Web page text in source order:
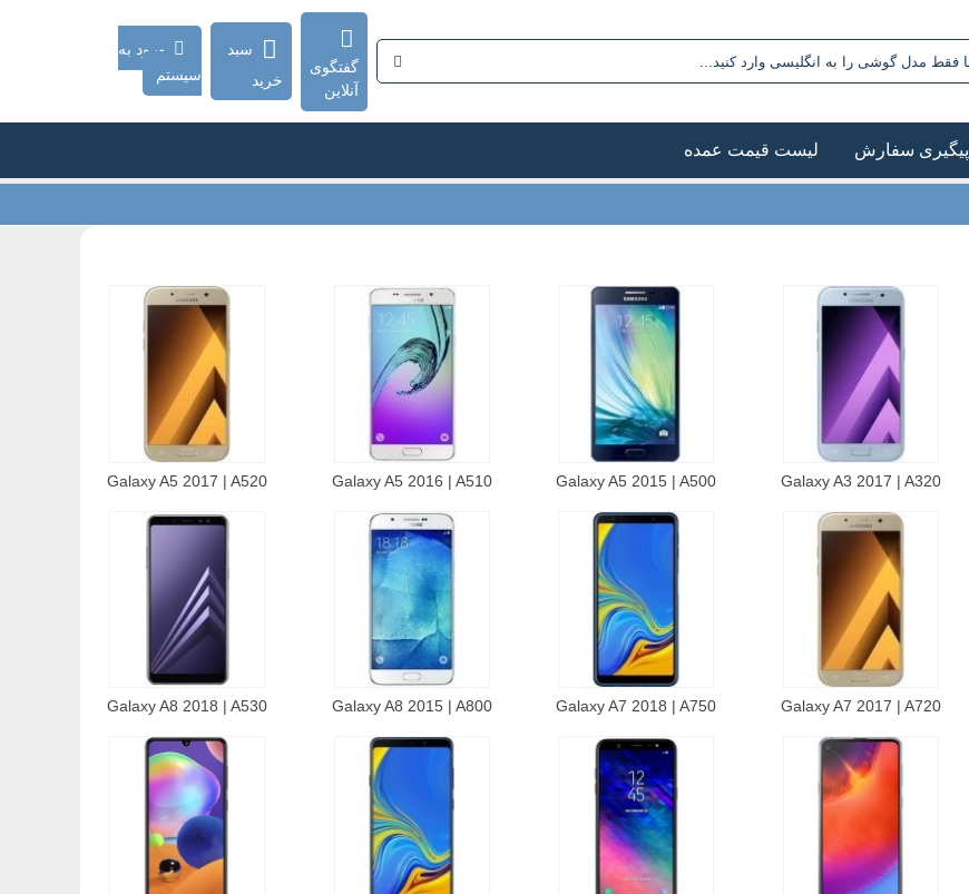
گفتگوی
آنلاین
سبد
خرید
ورود به
سیستم
پیگیری سفارش لیست قیمت عمده
Galaxy A3 2017 | A320
Galaxy A5 2015 | A500
Galaxy A5 2016 | A510
Galaxy A5 2017 | A520
Galaxy A7 2017 | A720
Galaxy A7 2018 | A750
Galaxy A8 2015 | A800
Galaxy A8 2018 | A530